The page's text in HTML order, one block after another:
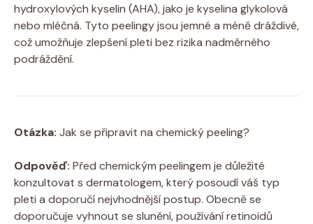
hydroxylových kyselin (AHA), jako je kyselina glykolová
nebo mléčná. Tyto peelingy jsou jemné a méně dráždivé,
což umožňuje zlepšení pleti bez rizika nadměrného
podráždění.
Otázka: Jak se připravit na chemický peeling?
Odpověď: Před chemickým peelingem je důležité
konzultovat s dermatologem, který posoudí váš typ
pleti a doporučí nejvhodnější postup. Obecně se
doporučuje vyhnout se slunění, používání retinoidů